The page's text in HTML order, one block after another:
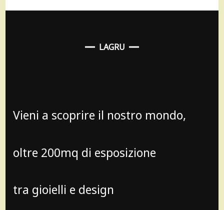
LAGRU
Vieni a scoprire il nostro mondo,
oltre 200mq di esposizione
tra gioielli e design